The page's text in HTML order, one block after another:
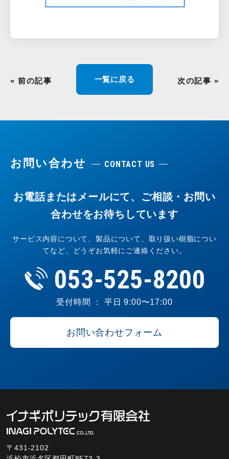
« 前の記事 一覧に戻る 次の記事 »
お問い合わせ CONTACT US
お電話またはメールにて、ご相談・お問い
合わせをお待ちしています
サービス内容について、製品について、取り扱い樹脂につい
てなど、どうぞお気軽にご連絡ください。
053-525-8200
受付時間 ： 平日 9:00〜17:00
お問い合わせフォーム
〒431-2102